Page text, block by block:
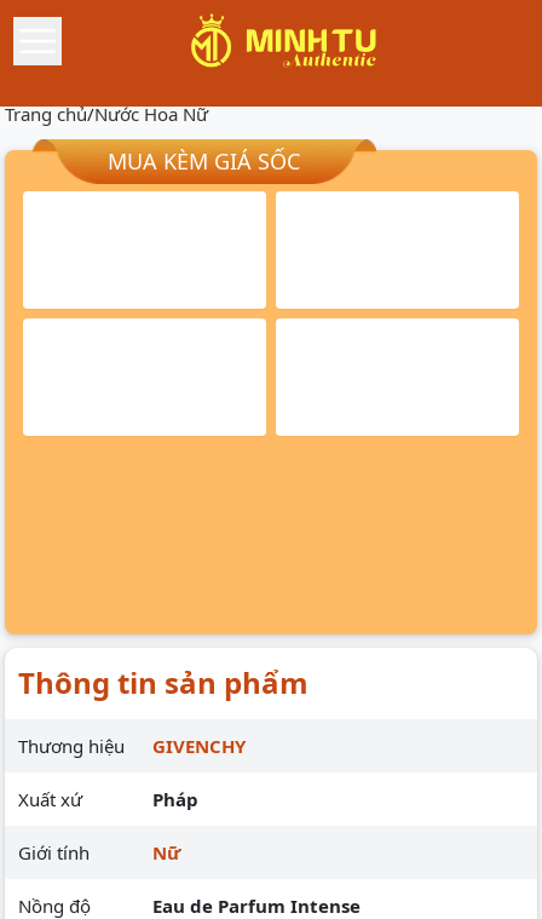
Trang chủ/Nước Hoa Nữ
MUA KÈM GIÁ SỐC
Thông tin sản phẩm
Thương hiệu GIVENCHY
Xuất xứ Pháp
Giới tính Nữ
Nồng độ Eau de Parfum Intense